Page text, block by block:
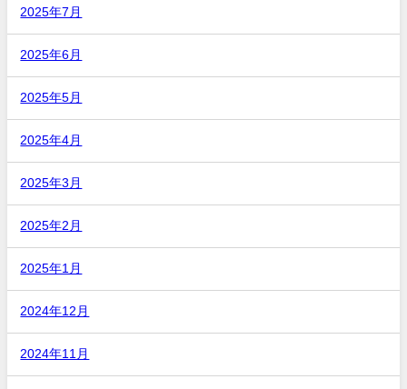
2025年7月
2025年6月
2025年5月
2025年4月
2025年3月
2025年2月
2025年1月
2024年12月
2024年11月